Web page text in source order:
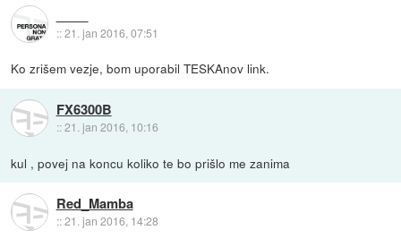
::21. jan 2016, 07:51
Ko zrišem vezje, bom uporabil TESKAnov link.
FX6300B
::21. jan 2016, 10:16
kul , povej na koncu koliko te bo prišlo me zanima
Red_Mamba
::21. jan 2016, 14:28